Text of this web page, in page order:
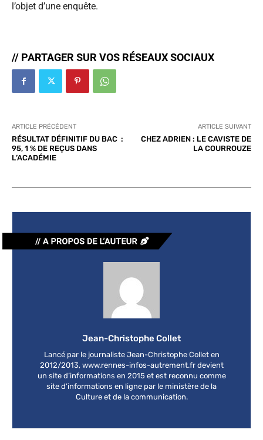
l’objet d’une enquête.
// PARTAGER SUR VOS RÉSEAUX SOCIAUX
ARTICLE PRÉCÉDENT
RÉSULTAT DÉFINITIF DU BAC :
95, 1 % DE REÇUS DANS
L’ACADÉMIE
ARTICLE SUIVANT
CHEZ ADRIEN : LE CAVISTE DE
LA COURROUZE
Jean-Christophe Collet
Lancé par le journaliste Jean-Christophe Collet en
2012/2013, www.rennes-infos-autrement.fr devient
un site d’informations en 2015 et est reconnu comme
site d’informations en ligne par le ministère de la
Culture et de la communication.